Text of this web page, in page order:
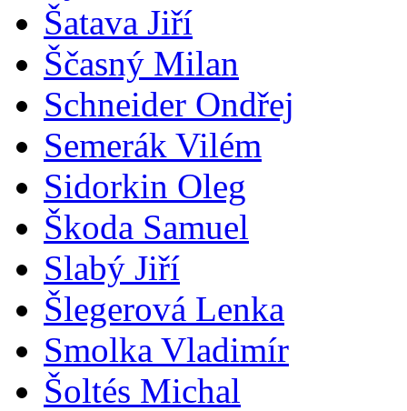
Šatava Jiří
Ščasný Milan
Schneider Ondřej
Semerák Vilém
Sidorkin Oleg
Škoda Samuel
Slabý Jiří
Šlegerová Lenka
Smolka Vladimír
Šoltés Michal